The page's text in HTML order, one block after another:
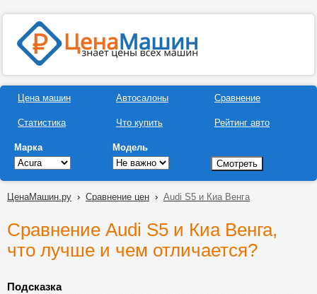
Цена машин
Статистика
Автосалоны
Что купить
Сравнение
Рейтинг авто
Марка Модель
ЦенаМашин.ру › Сравнение цен › Audi S5 и Киа Венга
Сравнение Audi S5 и Киа Венга,
что лучше и чем отличается?
Подсказка